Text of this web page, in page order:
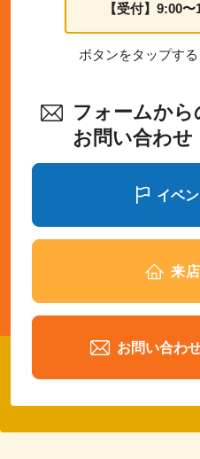
【受付】9:00
ボタンをタップす
フォームから
お問い合わせ
イベ
来
お問い合わ